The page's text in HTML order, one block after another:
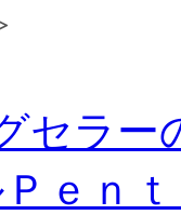
セラー
ｅｎ